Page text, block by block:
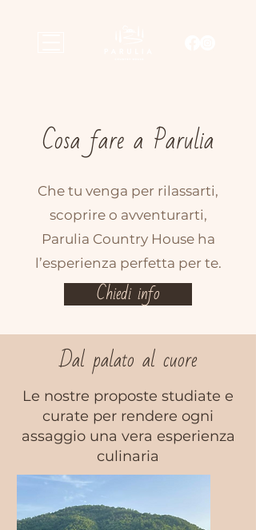
Cosa fare a Parulia
Che tu venga per rilassarti,
scoprire o avventurarti,
Parulia Country House ha
l’esperienza perfetta per te.
Chiedi info
Dal palato al cuore
Le nostre proposte studiate e
curate per rendere ogni
assaggio una vera esperienza
culinaria